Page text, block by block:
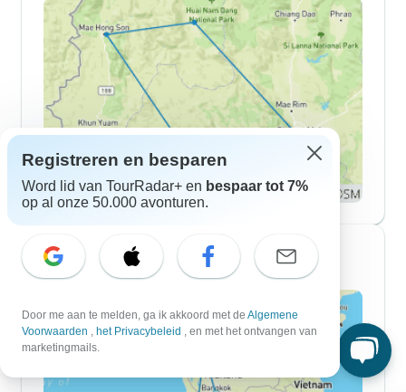
Reisroutes van 10-daagse
Registreren en besparen
Word lid van TourRadar+ en bespaar tot 7%
op al onze 50.000 avonturen.
Door me aan te melden, ga ik akkoord met de Algemene
Voorwaarden , het Privacybeleid , en met het ontvangen van
marketingmails.